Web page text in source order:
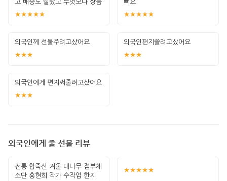
고 배송도 빨랐고 무엇보다 상품
이 너무 예
★★★★★
뻐요
★★★★★
외국인께 선물주려고샀어요
★★★
외국인편지쓸려고샀어요
★★★
외국인에게 편지써줄려고샀어요
★★★
외국인에게 줄 선물 리뷰
전통 합죽선 겨울 대나무 접부채
소단 홍현희 작가 수작업 한지
★★★★★